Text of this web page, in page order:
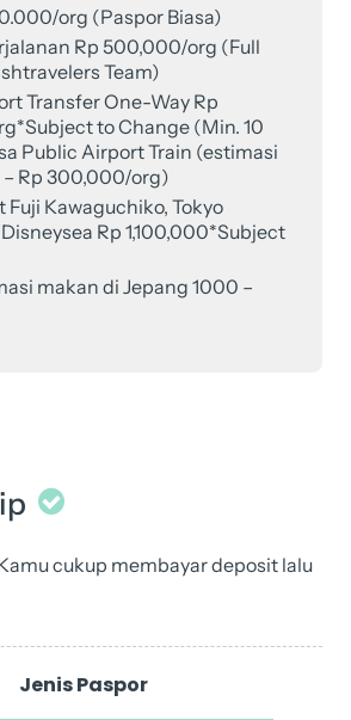
org (Paspor Biasa)
Rp 500,000/org (Full
Team)
Transfer One-Way Rp
to Change (Min. 10
Public Airport Train (estimasi
Rp 300,000/org)
Fuji Kawaguchiko, Tokyo
Rp 1,100,000*Subject
makan di Jepang 1000 –
cukup membayar deposit lalu
Jenis Paspor